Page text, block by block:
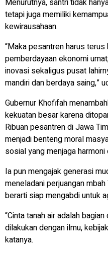
Menurutnya, santri tidak
tetapi juga memiliki
kewirausahaan.
“Maka pesantren harus
pemberdayaan ekonomi
inovasi sekaligus pusat
mandiri dan berdaya saing,”
Gubernur Khofifah
kekuatan besar karena
Ribuan pesantren di Jawa
menjadi benteng moral
sosial yang menjaga
Ia pun mengajak generasi
meneladani perjuangan
berarti siap mengabdi untuk
“Cinta tanah air adalah
dilakukan dengan ilmu,
katanya.